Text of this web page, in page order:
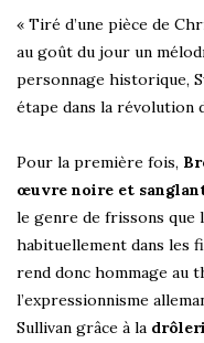
« Tiré d’une pièce de
au goût du jour un
personnage historique,
étape dans la révolution
Pour la première fois,
œuvre noire et
le genre de frissons
habituellement dans les
rend donc hommage au
l’expressionnisme
Sullivan grâce à la